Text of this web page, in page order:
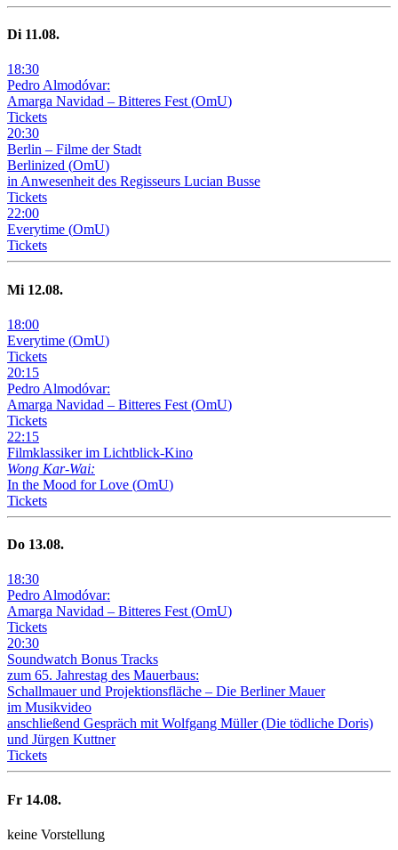
Di 11.08.
18:30
Pedro Almodóvar:
Amarga Navidad – Bitteres Fest(OmU)
Tickets
20:30
Berlin – Filme der Stadt
Berlinized (OmU)
in Anwesenheit des Regisseurs Lucian Busse
Tickets
22:00
Everytime (OmU)
Tickets
Mi 12.08.
18:00
Everytime (OmU)
Tickets
20:15
Pedro Almodóvar:
Amarga Navidad – Bitteres Fest (OmU)
Tickets
22:15
Filmklassiker im Lichtblick-Kino
Wong Kar-Wai:
In the Mood for Love (OmU)
Tickets
Do 13.08.
18:30
Pedro Almodóvar:
Amarga Navidad – Bitteres Fest(OmU)
Tickets
20:30
Soundwatch Bonus Tracks
zum 65. Jahrestag des Mauerbaus:
Schallmauer und Projektionsfläche – Die Berliner Mauer
im Musikvideo
anschließend Gespräch mit Wolfgang Müller (Die tödliche Doris)
und Jürgen Kuttner
Tickets
Fr 14.08.
keine Vorstellung